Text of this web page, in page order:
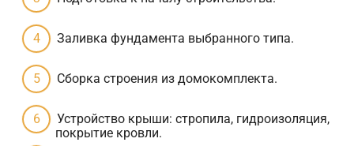
Заливка фундамента выбранного типа.
Сборка строения из домокомплекта.
Устройство крыши: стропила, гидроизоляция,
покрытие кровли.